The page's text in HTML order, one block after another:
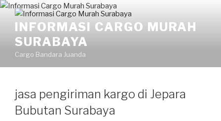
Skip
contentINFORMASI CARGO MURAH
SURABAYA
Cargo Bandara Juanda
jasa pengiriman kargo di Jepara
Bubutan Surabaya